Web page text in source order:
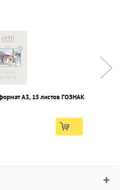
А3, 15 листов ГОЗНАК